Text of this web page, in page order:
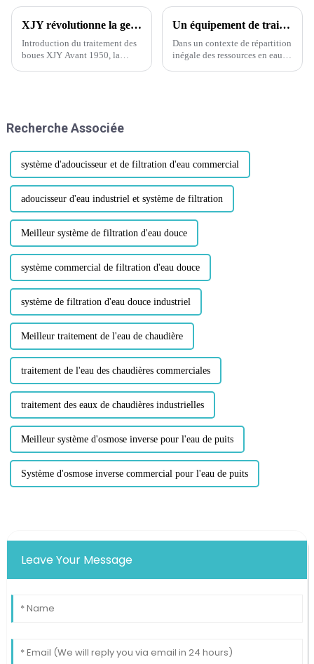
XJY révolutionne la gestion des boues : un plan complet pour la protection de l'environnement, la réduction des odeurs et l'optimisation des ressources
Introduction du traitement des
boues XJY Avant 1950, la
Un équipement de traitement de l'eau saumâtre de 2 000 l/h a été envoyé en Somalie, apportant de l'espoir aux régions en pénurie d'eau.
Dans un contexte de répartition
inégale des ressources en eau
Recherche Associée
système d'adoucisseur et de filtration d'eau commercial
adoucisseur d'eau industriel et système de filtration
Meilleur système de filtration d'eau douce
système commercial de filtration d'eau douce
système de filtration d'eau douce industriel
Meilleur traitement de l'eau de chaudière
traitement de l'eau des chaudières commerciales
traitement des eaux de chaudières industrielles
Meilleur système d'osmose inverse pour l'eau de puits
Système d'osmose inverse commercial pour l'eau de puits
Leave Your Message